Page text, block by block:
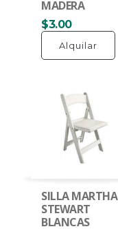
MADERA
$3.00
Alquilar
SILLA MARTHA
STEWART
BLANCAS